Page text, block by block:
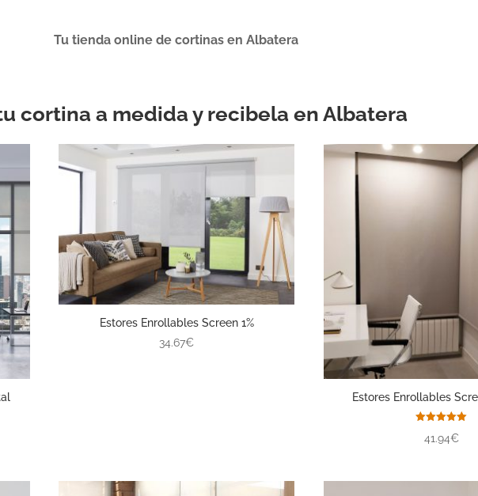
Tu tienda online de cortinas en Albatera
cortina a medida y recibela en Albatera
Estores Enrollables Screen 1%
34.67€
Estores Enrollables
con
41.94€